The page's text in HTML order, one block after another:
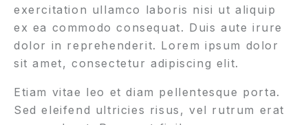
exercitation ullamco laboris nisi ut aliquip
ex ea commodo consequat. Duis aute irure
dolor in reprehenderit. Lorem ipsum dolor
sit amet, consectetur adipiscing elit.
Etiam vitae leo et diam pellentesque porta.
Sed eleifend ultricies risus, vel rutrum erat